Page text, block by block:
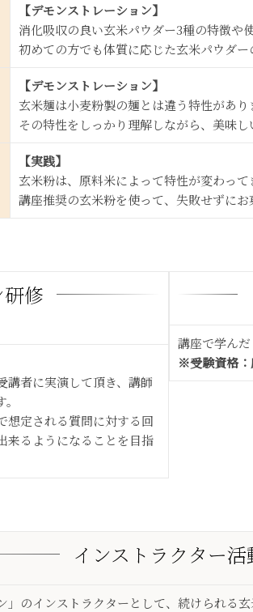
【デモンストレーション】
消化吸収の良い玄米パウダー3種の特徴や
初めての方でも体質に応じた玄米パウダー
【デモンストレーション】
玄米麺は小麦粉製の麺とは違う特性があり
その特性をしっかり理解しながら、美味し
【実践】
玄米粉は、原料米によって特性が変わって
講座推奨の玄米粉を使って、失敗せずに
修
者に実演して頂き、講師
想定される質問に対する回
来るようになることを目指
講座で学ん
※受験資格：
インストラクター活
のインストラクターとして、続けられる